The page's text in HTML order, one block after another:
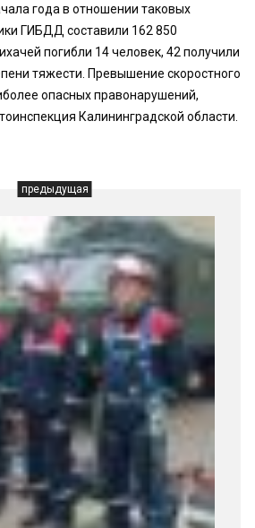
года в отношении таковых
ГИБДД составили 162 850
погибли 14 человек, 42 получили
тяжести. Превышение скоростного
опасных правонарушений,
Калининградской области.
предыдущая